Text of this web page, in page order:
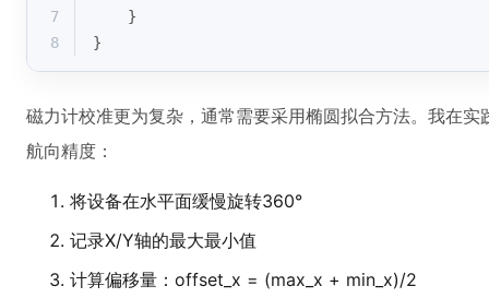
7
    }
8
}
磁力计校准更为复杂，通常需要采用椭圆拟合方法。我在
航向精度：
将设备在水平面缓慢旋转360°
记录X/Y轴的最大最小值
计算偏移量：offset_x = (max_x + min_x)/2